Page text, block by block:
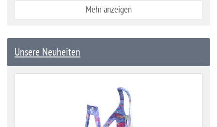
Mehr anzeigen
Unsere Neuheiten